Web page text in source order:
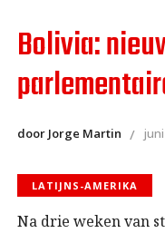
Bolivia:
door Jorge Martin juni
LATIJNS-AMERIKA
Na drie weken van